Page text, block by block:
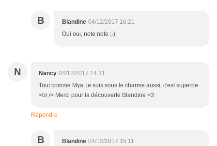
B Blandine 04/12/2017 16:21
Oui oui, note note ;-)
N Nancy 04/12/2017 14:31
Tout comme Mya, je suis sous le charme aussi, c'est superbe.
<br /> Merci pour la découverte Blandine <3
Répondre
B Blandine 04/12/2017 15:11